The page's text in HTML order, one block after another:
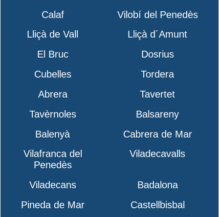
Calaf
Vilobí del Penedès
Lliçà de Vall
Lliçà d´Amunt
El Bruc
Dosrius
Cubelles
Tordera
Abrera
Tavertet
Tavèrnoles
Balsareny
Balenyà
Cabrera de Mar
Vilafranca del
Penedès
Viladecavalls
Viladecans
Badalona
Pineda de Mar
Castellbisbal